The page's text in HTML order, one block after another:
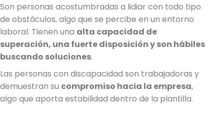
Son personas acostumbradas a lidiar con todo tipo
de obstáculos, algo que se percibe en un entorno
laboral. Tienen una alta capacidad de
superación, una fuerte disposición y son hábiles
buscando soluciones.
Las personas con discapacidad son trabajadoras y
demuestran su compromiso hacia la empresa,
algo que aporta estabilidad dentro de la plantilla.